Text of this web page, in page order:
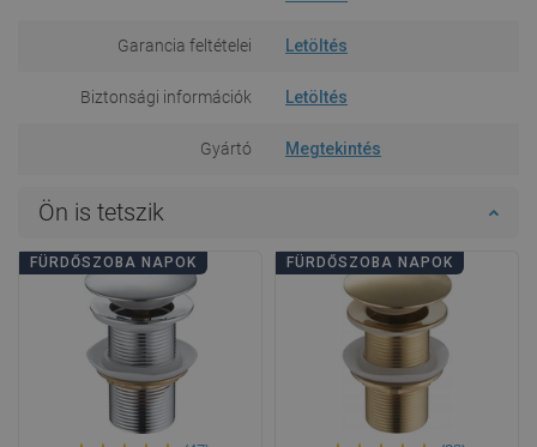
Garancia feltételei Letöltés
Biztonsági információk Letöltés
Gyártó Megtekintés
Ön is tetszik
FÜRDŐSZOBA NAPOK FÜRDŐSZOBA NAPOK